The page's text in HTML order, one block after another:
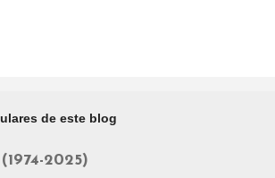
de este blog
2025)